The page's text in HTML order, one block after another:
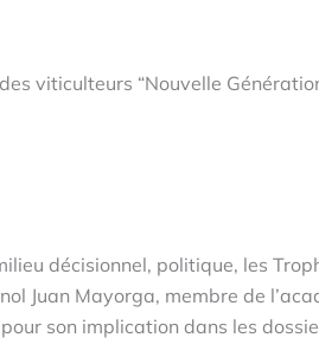
viticulteurs “Nouvelle
décisionnel, politique, les
Juan Mayorga, membre de
son implication dans les